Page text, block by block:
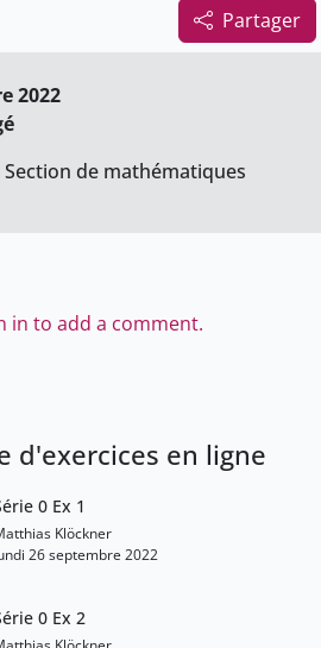
Partager
2022
Section de mathématiques
in to add a comment.
d'exercices en ligne
0 Ex 1
Klöckner
26 septembre 2022
0 Ex 2